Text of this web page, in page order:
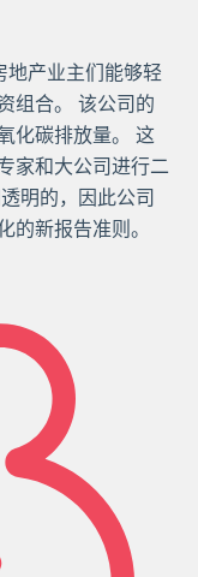
地产业主们能够轻
组合。 该公司的
化碳排放量。 这
家和大公司进行二
明的，因此公司
的新报告准则。